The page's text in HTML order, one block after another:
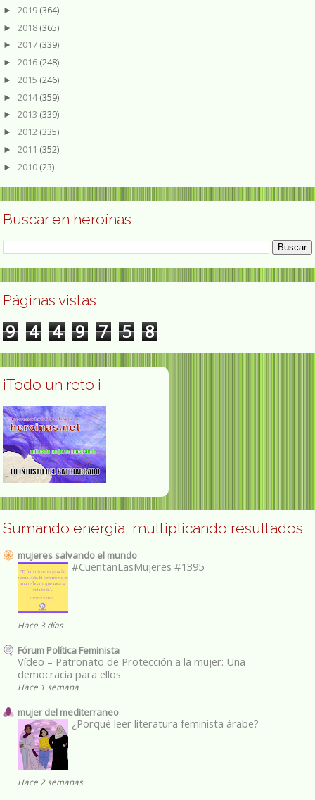
► 2019 (364)
► 2018 (365)
► 2017 (339)
► 2016 (248)
► 2015 (246)
► 2014(359)
► 2013 (339)
► 2012 (335)
► 2011 (352)
► 2010 (23)
Buscar en heroínas
Páginas vistas
9 4 4 9 7 5 8
¡Todo un reto ¡
Sumando energía, multiplicando resultados
mujeres salvando el mundo
#CuentanLasMujeres #1395
Hace 3 días
Fórum Política Feminista
Vídeo – Patronato de Protección a la mujer: Una
democracia para ellos
Hace 1 semana
mujer del mediterraneo
¿Porqué leer literatura feminista árabe?
Hace 2 semanas